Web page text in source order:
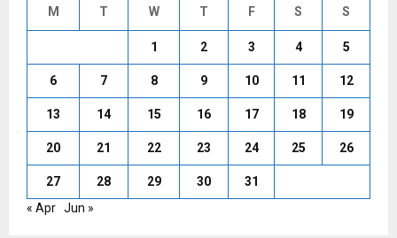
M T W T F S S
1 2 3 4 5
6 7 8 9 10 11 12
13 14 15 16 17 18 19
20 21 22 23 24 25 26
27 28 29 30
31
« Apr Jun »